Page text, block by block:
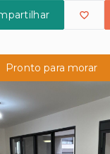
Pronto para morar